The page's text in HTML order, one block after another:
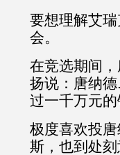
要想理解艾
会。
在竞选期间
扬说：唐纳
过一千万元的
极度喜欢投
斯，也到处